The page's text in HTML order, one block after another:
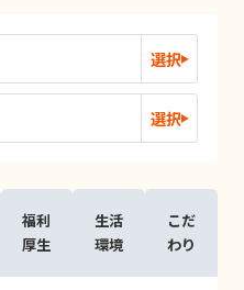
選択
選択
福利
厚生
生活
環境
こだ
わり